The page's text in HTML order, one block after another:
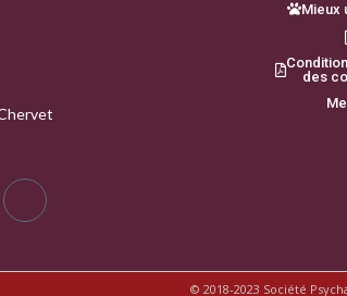
Mieux
des
© 2018-2023 Société